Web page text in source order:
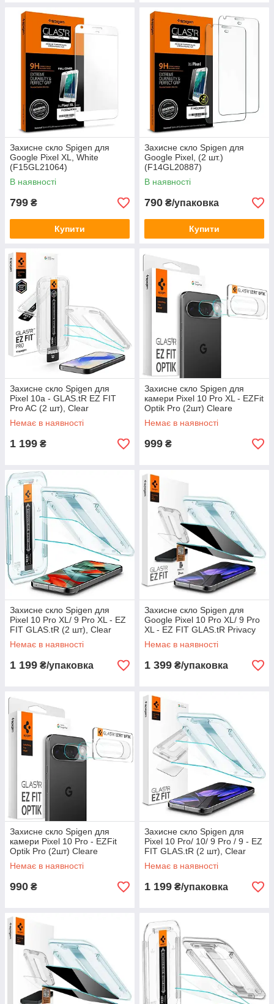
Захисне скло Spigen для
Google Pixel XL, White
(F15GL21064)
В наявності
799 ₴
Купити
Захисне скло Spigen для
Google Pixel, (2 шт.)
(F14GL20887)
В наявності
790 ₴/упаковка
Купити
Захисне скло Spigen для
Pixel 10a - GLAS.tR EZ FIT
Pro AC (2 шт), Clear
(AGL11364)
Немає в наявності
1 199 ₴
Захисне скло Spigen для
камери Pixel 10 Pro XL - EZFit
Optik Pro (2шт) Cleare
(AGL09663)
Немає в наявності
999 ₴
Захисне скло Spigen для
Pixel 10 Pro XL/ 9 Pro XL - EZ
FIT GLAS.tR (2 шт), Clear
(AGL08445)
Немає в наявності
1 199 ₴/упаковка
Захисне скло Spigen для
Google Pixel 10 Pro XL/ 9 Pro
XL - EZ FIT GLAS.tR Privacy
(2 шт), Антишпигун
(AGL09313)
Немає в наявності
1 399 ₴/упаковка
Захисне скло Spigen для
камери Pixel 10 Pro - EZFit
Optik Pro (2шт) Cleare
(AGL09662)
Немає в наявності
990 ₴
Захисне скло Spigen для
Pixel 10 Pro/ 10/ 9 Pro / 9 - EZ
FIT GLAS.tR (2 шт), Clear
(AGL08442)
Немає в наявності
1 199 ₴/упаковка